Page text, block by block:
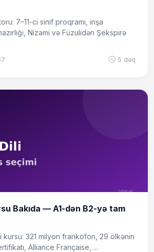
7–11-ci sinif proqramı, inşa
Nizami və Füzulidən Şekspirə
5 dəq
Bakıda — A1-dən B2-yə tam
kursu: 321 milyon frankofon, 29 ölkənin
Alliance Française, ...